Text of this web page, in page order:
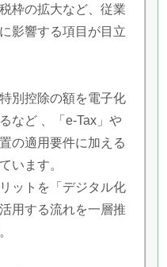
枠の拡大など、従業
影響する項目が目立
別控除の額を電子化
など 、「e-Tax」や
の適用要件に加える
います。
ットを「デジタル化
用する流れを一層推